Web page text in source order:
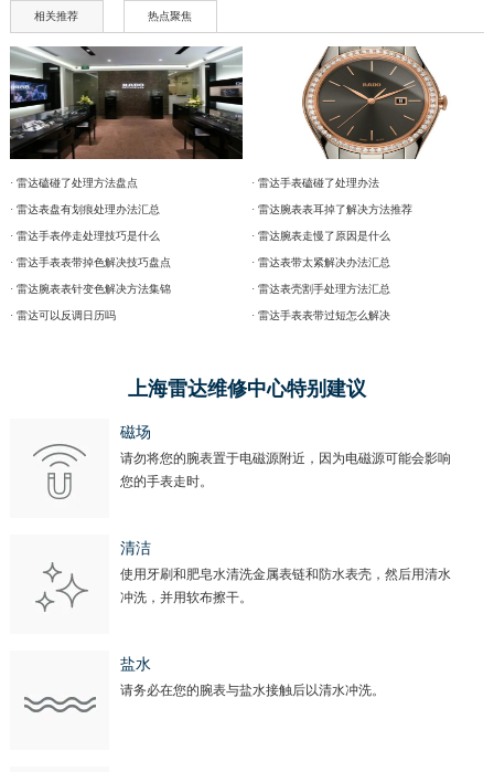
相关推荐 热点聚焦
· 雷达磕碰了处理方法盘点
· 雷达表盘有划痕处理办法汇总
· 雷达手表停走处理技巧是什么
· 雷达手表表带掉色解决技巧盘点
· 雷达腕表表针变色解决方法集锦
· 雷达可以反调日历吗
· 雷达手表磕碰了处理办法
· 雷达腕表表耳掉了解决方法推荐
· 雷达腕表走慢了原因是什么
· 雷达表带太紧解决办法汇总
· 雷达表壳割手处理方法汇总
· 雷达手表表带过短怎么解决
上海雷达维修中心特别建议
磁场
请勿将您的腕表置于电磁源附近，因为电磁源可能会影响
您的手表走时。
清洁
使用牙刷和肥皂水清洗金属表链和防水表壳，然后用清水
冲洗，并用软布擦干。
盐水
请务必在您的腕表与盐水接触后以清水冲洗。